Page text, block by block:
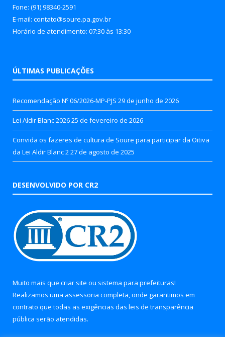
Fone: (91) 98340-2591
E-mail: contato@soure.pa.gov.br
Horário de atendimento: 07:30 às 13:30
ÚLTIMAS PUBLICAÇÕES
Recomendação Nº 06/2026-MP-PJS 29 de junho de 2026
Lei Aldir Blanc 202625 de fevereiro de 2026
Convida os fazeres de cultura de Soure para participar da Oitiva
da Lei Aldir Blanc 2 27 de agosto de 2025
DESENVOLVIDO POR CR2
Muito mais que criar site ou sistema para prefeituras!
Realizamos uma assessoria completa, onde garantimos em
contrato que todas as exigências das leis de transparência
pública serão atendidas.